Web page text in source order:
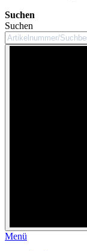
Suchen
Suchen
Menü